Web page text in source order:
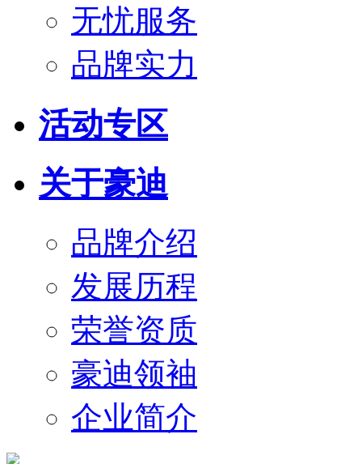
无忧服务
品牌实力
活动专区
关于豪迪
品牌介绍
发展历程
荣誉资质
豪迪领袖
企业简介